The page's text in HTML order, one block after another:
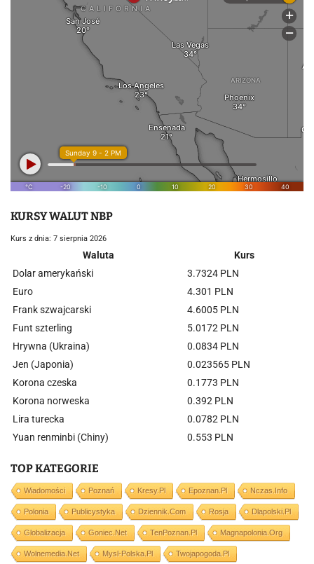
KURSY WALUT NBP
Kurs z dnia: 7 sierpnia 2026
Waluta
Kurs
Dolar amerykański
3.7324 PLN
Euro
4.301 PLN
Frank szwajcarski
4.6005 PLN
Funt szterling
5.0172 PLN
Hrywna (Ukraina)
0.0834 PLN
Jen (Japonia)
0.023565 PLN
Korona czeska
0.1773 PLN
Korona norweska
0.392 PLN
Lira turecka
0.0782 PLN
Yuan renminbi (Chiny)
0.553 PLN
TOP KATEGORIE
Wiadomości Poznań Kresy.pl Epoznan.pl Nczas.info
Polonia Publicystyka Dziennik.com Rosja Dlapolski.pl
Globalizacja Goniec.net TenPoznan.pl Magnapolonia.org
Wolnemedia.net Mysl-Polska.pl Twojapogoda.pl